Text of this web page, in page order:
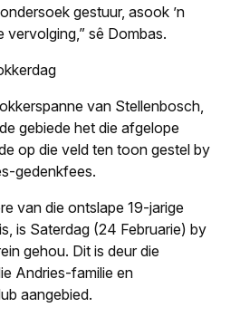
gestuur, asook ’n
vervolging,” sê Dombas.
van Stellenbosch,
gebiede het die afgelope
op die veld ten toon gestel by
gedenkfees.
van die ontslape 19-jarige
is Saterdag (24 Februarie) by
gehou. Dit is deur die
Andries-familie en
aangebied.